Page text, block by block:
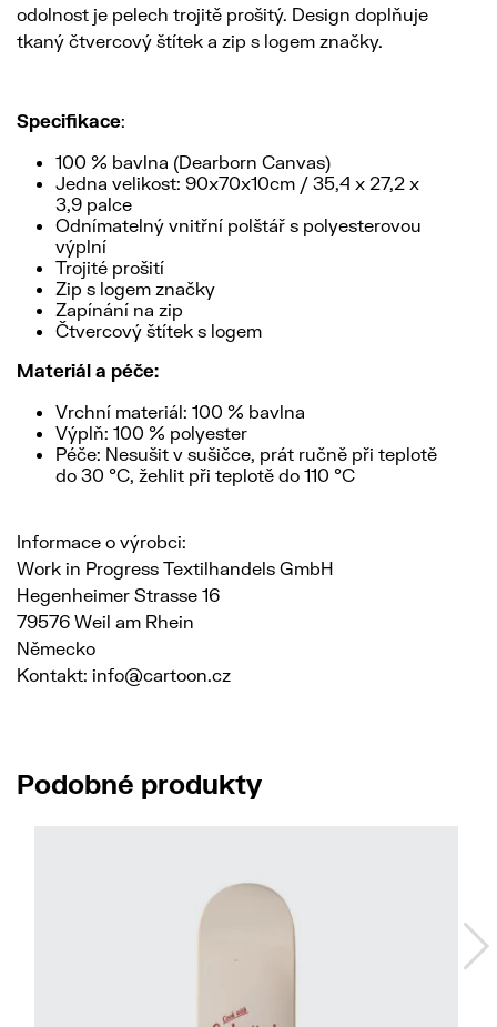
odolnost je pelech trojitě prošitý. Design doplňuje
tkaný čtvercový štítek a zip s logem značky.
Specifikace:
100 % bavlna (Dearborn Canvas)
Jedna velikost: 90x70x10cm / 35,4 x 27,2 x
3,9 palce
Odnímatelný vnitřní polštář s polyesterovou
výplní
Trojité prošití
Zip s logem značky
Zapínání na zip
Čtvercový štítek s logem
Materiál a péče:
Vrchní materiál: 100 % bavlna
Výplň: 100 % polyester
Péče: Nesušit v sušičce, prát ručně při teplotě
do 30 °C, žehlit při teplotě do 110 °C
Informace o výrobci:
Work in Progress Textilhandels GmbH
Hegenheimer Strasse 16
79576 Weil am Rhein
Německo
Kontakt: info@cartoon.cz
Podobné produkty